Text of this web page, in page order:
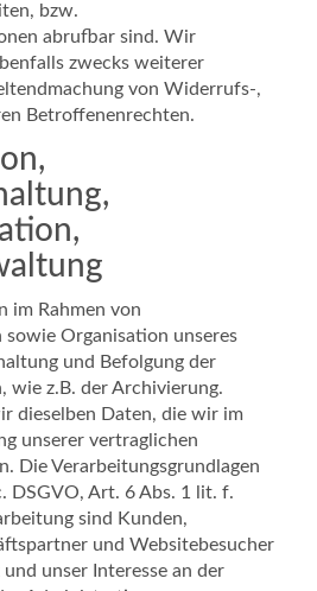
bzw.
abrufbar sind. Wir
zwecks weiterer
von Widerrufs-,
Betroffenenrechten.
im Rahmen von
Organisation unseres
und Befolgung der
wie z.B. der Archivierung.
dieselben Daten, die wir im
unserer vertraglichen
Die Verarbeitungsgrundlagen
DSGVO, Art. 6 Abs. 1 lit. f.
sind Kunden,
und Websitebesucher
unser Interesse an der